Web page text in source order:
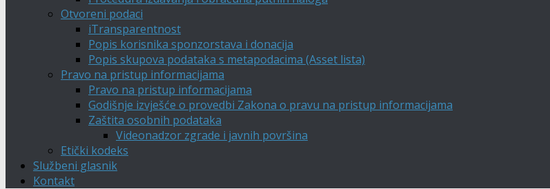
Otvoreni podaci
iTransparentnost
Popis korisnika sponzorstava i donacija
Popis skupova podataka s metapodacima (Asset lista)
Pravo na pristup informacijama
Pravo na pristup informacijama
Godišnje izvješće o provedbi Zakona o pravu na pristup informacijama
Zaštita osobnih podataka
Videonadzor zgrade i javnih površina
Etički kodeks
Službeni glasnik
Kontakt